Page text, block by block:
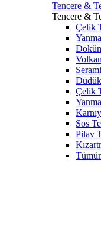
Tencere &
Tencere &
Çelik
Çelik
Sos
Pilav